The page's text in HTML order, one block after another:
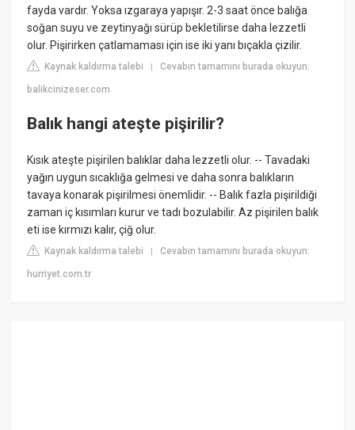
fayda vardır. Yoksa ızgaraya yapışır. 2-3 saat önce balığa
soğan suyu ve zeytinyağı sürüp bekletilirse daha lezzetli
olur. Pişirirken çatlamaması için ise iki yanı bıçakla çizilir.
Kaynak kaldırma talebi |Cevabın tamamını burada okuyun:
balikcinizeser.com
Balık hangi ateşte pişirilir?
Kısık ateşte pişirilen balıklar daha lezzetli olur. -- Tavadaki
yağın uygun sıcaklığa gelmesi ve daha sonra balıkların
tavaya konarak pişirilmesi önemlidir. -- Balık fazla pişirildiği
zaman iç kısımları kurur ve tadı bozulabilir. Az pişirilen balık
eti ise kırmızı kalır, çiğ olur.
Kaynak kaldırma talebi |Cevabın tamamını burada okuyun:
hurriyet.com.tr